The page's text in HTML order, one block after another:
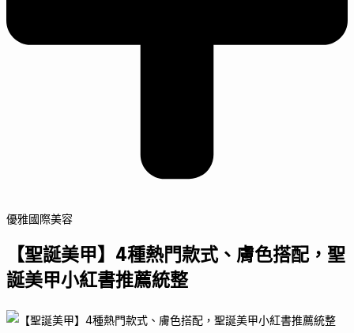
優雅國際美容
【聖誕美甲】4種熱門款式、膚色搭配，聖
誕美甲小紅書推薦統整